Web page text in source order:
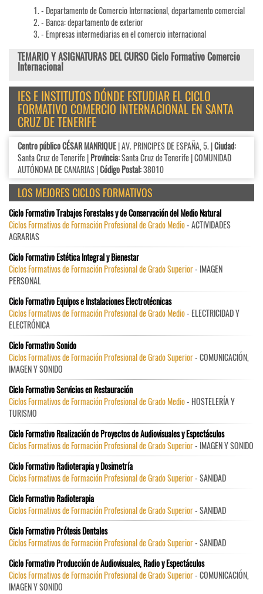
- Departamento de Comercio Internacional, departamento comercial
- Banca: departamento de exterior
- Empresas intermediarias en el comercio internacional
TEMARIO Y ASIGNATURAS DEL CURSO Ciclo Formativo Comercio
Internacional
IES E INSTITUTOS DÓNDE ESTUDIAR EL CICLO
FORMATIVO COMERCIO INTERNACIONAL EN SANTA
CRUZ DE TENERIFE
Centro público CÉSAR MANRIQUE| AV. PRINCIPES DE ESPAÑA, 5. |Ciudad:
Santa Cruz de Tenerife |Provincia:Santa Cruz de Tenerife | COMUNIDAD
AUTÓNOMA DE CANARIAS |Código Postal:38010
LOS MEJORES CICLOS FORMATIVOS
Ciclo Formativo Trabajos Forestales y de Conservación del Medio Natural
Ciclos Formativos de Formación Profesional de Grado Medio- ACTIVIDADES
AGRARIAS
Ciclo Formativo Estética Integral y Bienestar
Ciclos Formativos de Formación Profesional de Grado Superior- IMAGEN
PERSONAL
Ciclo Formativo Equipos e Instalaciones Electrotécnicas
Ciclos Formativos de Formación Profesional de Grado Medio- ELECTRICIDAD Y
ELECTRÓNICA
Ciclo Formativo Sonido
Ciclos Formativos de Formación Profesional de Grado Superior- COMUNICACIÓN,
IMAGEN Y SONIDO
Ciclo Formativo Servicios en Restauración
Ciclos Formativos de Formación Profesional de Grado Medio- HOSTELERÍA Y
TURISMO
Ciclo Formativo Realización de Proyectos de Audiovisuales y Espectáculos
Ciclos Formativos de Formación Profesional de Grado Superior- IMAGEN Y SONIDO
Ciclo Formativo Radioterapia y Dosimetría
Ciclos Formativos de Formación Profesional de Grado Superior- SANIDAD
Ciclo Formativo Radioterapia
Ciclos Formativos de Formación Profesional de Grado Superior- SANIDAD
Ciclo Formativo Prótesis Dentales
Ciclos Formativos de Formación Profesional de Grado Superior- SANIDAD
Ciclo Formativo Producción de Audiovisuales, Radio y Espectáculos
Ciclos Formativos de Formación Profesional de Grado Superior- COMUNICACIÓN,
IMAGEN Y SONIDO